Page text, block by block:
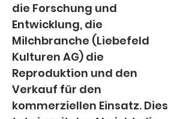
die Forschung und
Entwicklung, die
Milchbranche (Liebefeld
Kulturen AG) die
Reproduktion und den
Verkauf für den
kommerziellen Einsatz. Dies